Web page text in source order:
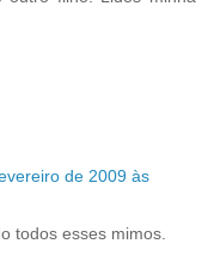
de 2009 às
todos esses mimos.